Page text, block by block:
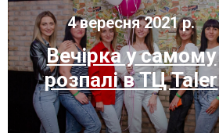
4 вересня 2021 р.
Вечірка у самому
розпалі в ТЦ Taler